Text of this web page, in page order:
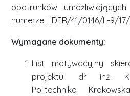
opatrunków
numerze LIDER/41/0146/L-9/
Wymagane dokumenty:
List motywacyjny
projektu: dr inż.
Politechnika